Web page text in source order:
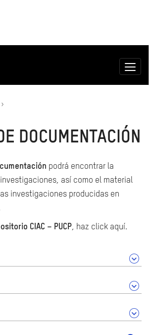
DOCUMENTACIÓN
podrá encontrar la
así como el material
investigaciones producidas en
CIAC – PUCP, haz click aquí.